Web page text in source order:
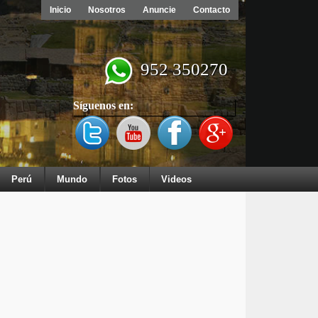
Inicio Nosotros Anuncie Contacto
952 350270
Síguenos en:
Perú Mundo Fotos Videos